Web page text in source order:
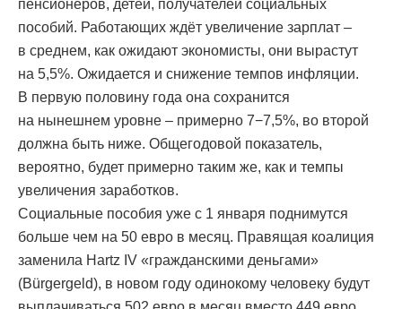
пенсионеров, детей, получателей социальных
пособий. Работающих ждёт увеличение зарплат –
в среднем, как ожидают экономисты, они вырастут
на 5,5%. Ожидается и снижение темпов инфляции.
В первую половину года она сохранится
на нынешнем уровне – примерно 7−7,5%, во второй
должна быть ниже. Общегодовой показатель,
вероятно, будет примерно таким же, как и темпы
увеличения заработков.
Социальные пособия уже с 1 января поднимутся
больше чем на 50 евро в месяц. Правящая коалиция
заменила Hartz IV «гражданскими деньгами»
(Bürgergeld), в новом году одинокому человеку будут